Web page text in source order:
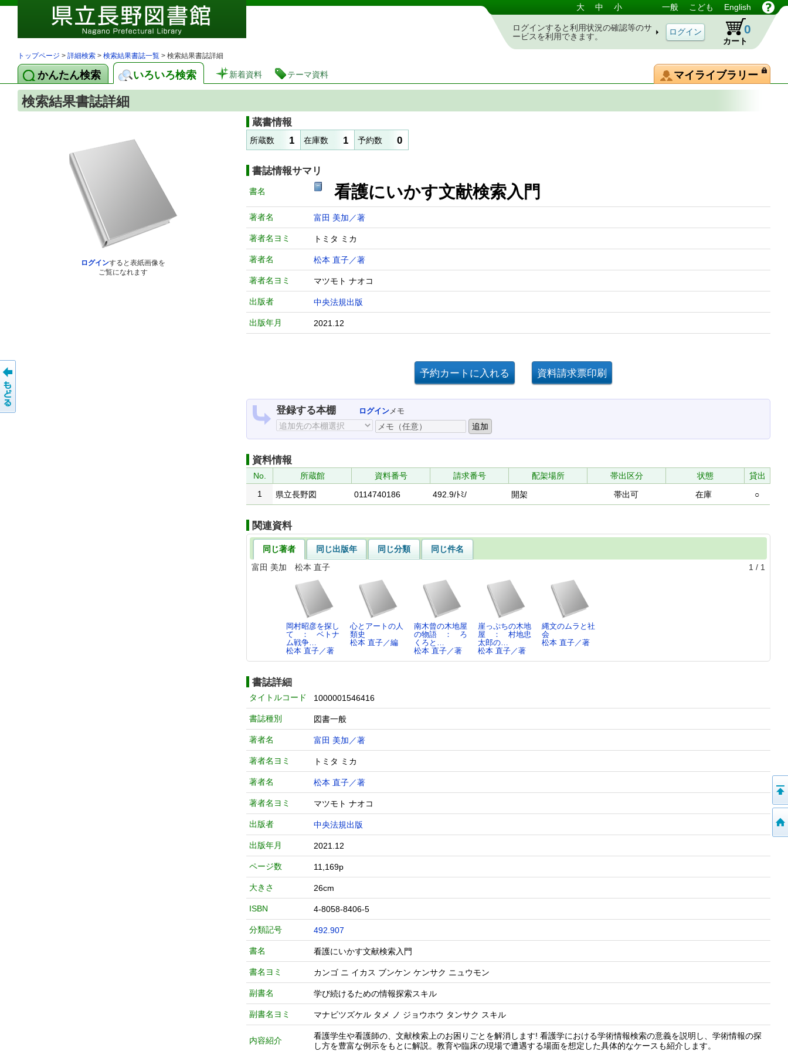
図書館 蔵書検索・予約システム 大 中 小 一般 こども English
ログインすると利用状況の確認等のサ
ービスを利用できます。
カート
0
トップページ > 詳細検索 > 検索結果書誌一覧 > 検索結果書誌詳細
かんたん検索 いろいろ検索 新着資料 テーマ資料 マイライブラリー
検索結果書誌詳細
ログインすると表紙画像を
ご覧になれます
蔵書情報
所蔵数 1 在庫数 1 予約数 0
書誌情報サマリ
書名 看護にいかす文献検索入門
著者名 富田 美加／著
著者名ヨミ トミタ ミカ
著者名 松本 直子／著
著者名ヨミ マツモト ナオコ
出版者 中央法規出版
出版年月 2021.12
登録する本棚 ログインメモ
資料情報
No. 所蔵館 資料番号 請求番号 配架場所 帯出区分 状態
貸出
1
県立長野図 0114740186 492.9/ﾄﾐ/ 開架 帯出可 在庫 ○
関連資料
同じ著者 同じ出版年 同じ分類
同じ件名
富田 美加 松本 直子
1 / 1
岡村昭彦を探し
て ： ベトナ
ム戦争…
松本 直子／著
心とアートの人
類史
松本 直子／編
南木曾の木地屋
の物語 ： ろ
くろと…
松本 直子／著
崖っぷちの木地
屋 ： 村地忠
太郎の…
松本 直子／著
縄文のムラと社
会
松本 直子／著
書誌詳細
タイトルコード 1000001546416
書誌種別 図書一般
著者名 富田 美加／著
著者名ヨミ トミタ ミカ
著者名 松本 直子／著
著者名ヨミ マツモト ナオコ
出版者 中央法規出版
出版年月 2021.12
ページ数 11,169p
大きさ 26cm
ISBN 4-8058-8406-5
分類記号 492.907
書名 看護にいかす文献検索入門
書名ヨミ カンゴ ニ イカス ブンケン ケンサク ニュウモン
副書名 学び続けるための情報探索スキル
副書名ヨミ マナビツズケル タメ ノ ジョウホウ タンサク スキル
内容紹介
看護学生や看護師の、文献検索上のお困りごとを解消します! 看護学における学術情報検索の意義を説明し、学術情報の探
し方を豊富な例示をもとに解説。教育や臨床の現場で遭遇する場面を想定した具体的なケースも紹介します。